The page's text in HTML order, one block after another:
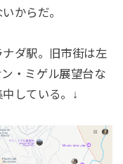
からだ。
ダ駅。旧市街は左
・ミゲル展望台な
している。↓